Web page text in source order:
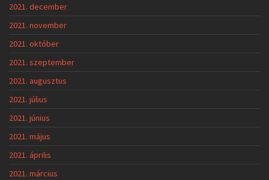
2021. december
2021. november
2021. október
2021. szeptember
2021. augusztus
2021. július
2021. június
2021. május
2021. április
2021. március